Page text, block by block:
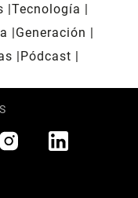
Tecnología
Generación
Pódcast